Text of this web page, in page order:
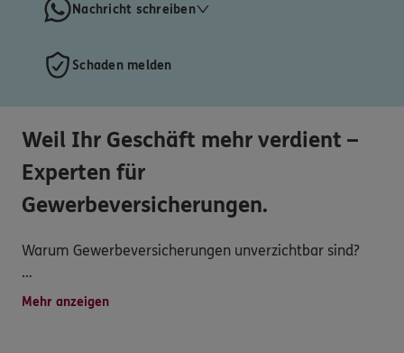
Nachricht schreiben
Schaden melden
Weil Ihr Geschäft mehr verdient –
Experten für
Gewerbeversicherungen.
Warum Gewerbeversicherungen unverzichtbar sind?
In einer sich ständig verändernden Geschäftswelt ist
Mehr anzeigen